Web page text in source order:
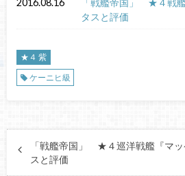
2016.08.16
「戦艦帝国」 ★４戦
タスと評価
★４ 紫
ケーニヒ級
「戦艦帝国」 ★４巡洋戦艦『マッ
スと評価